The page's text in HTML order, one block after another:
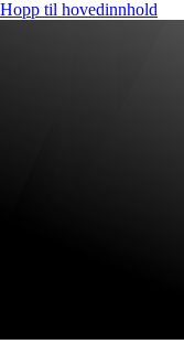
Hopp til hovedinnhold